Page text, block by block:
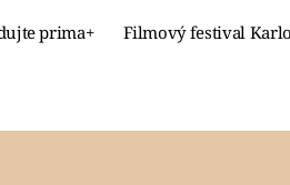
prima+ Filmový festival